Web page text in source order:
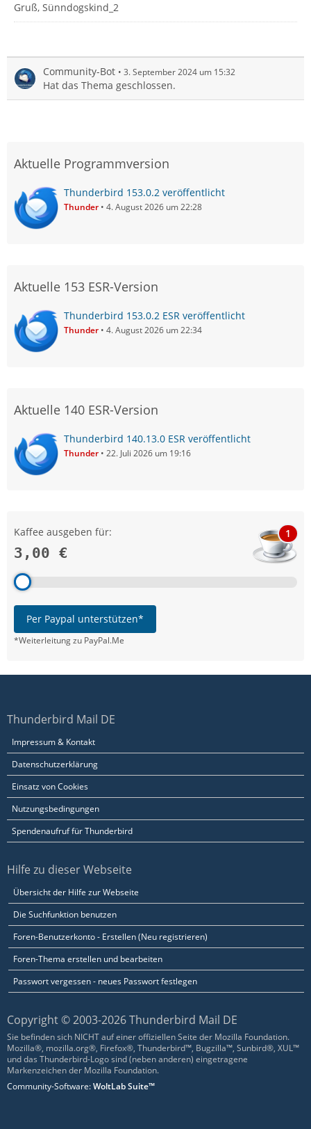
Gruß, Sünndogskind_2
Community-Bot 3. September 2024 um 15:32
Hat das Thema geschlossen.
Aktuelle Programmversion
Thunderbird 153.0.2 veröffentlicht
Thunder 4. August 2026 um 22:28
Aktuelle 153 ESR-Version
Thunderbird 153.0.2 ESR veröffentlicht
Thunder 4. August 2026 um 22:34
Aktuelle 140 ESR-Version
Thunderbird 140.13.0 ESR veröffentlicht
Thunder 22. Juli 2026 um 19:16
Kaffee ausgeben für:
3,00 €
1
Per Paypal unterstützen*
*Weiterleitung zu PayPal.Me
Thunderbird Mail DE
Impressum & Kontakt
Datenschutzerklärung
Einsatz von Cookies
Nutzungsbedingungen
Spendenaufruf für Thunderbird
Hilfe zu dieser Webseite
Übersicht der Hilfe zur Webseite
Die Suchfunktion benutzen
Foren-Benutzerkonto - Erstellen (Neu registrieren)
Foren-Thema erstellen und bearbeiten
Passwort vergessen - neues Passwort festlegen
Copyright © 2003-2026 Thunderbird Mail DE
Sie befinden sich NICHT auf einer offiziellen Seite der Mozilla Foundation.
Mozilla®, mozilla.org®, Firefox®, Thunderbird™, Bugzilla™, Sunbird®, XUL™
und das Thunderbird-Logo sind (neben anderen) eingetragene
Markenzeichen der Mozilla Foundation.
Community-Software:WoltLab Suite™